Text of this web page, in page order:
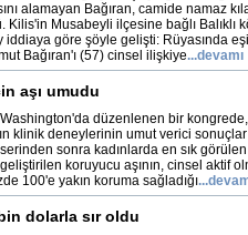
alamayan Bağıran, camide namaz
Kilis'in Musabeyli ilçesine bağlı Balıklı
göre şöyle gelişti: Rüyasında eşi
Bağıran'ı (57) cinsel ilişkiye...devamı
aşı umudu
düzenlenen bir
klinik deneylerinin umut verici
sonra kadınlarda en sık
koruyucu aşının, cinsel aktif
100'e yakın koruma sağladığı
dolarla sır oldu